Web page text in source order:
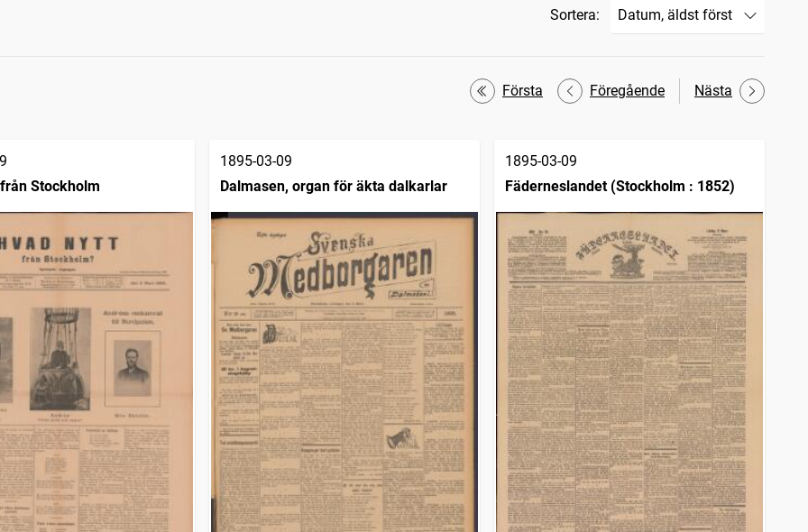
Sortera:
Första Föregående Nästa
Stockholm
1895-03-09
Dalmasen, organ för äkta dalkarlar
1895-03-09
Fäderneslandet (Stockholm : 1852)